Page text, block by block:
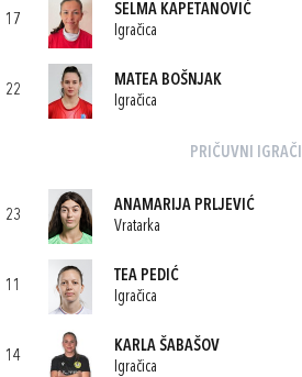
17
SELMA KAPETANOVIĆ
Igračica
22
MATEA BOŠNJAK
Igračica
PRIČUVNI IGRAČI
23
ANAMARIJA PRLJEVIĆ
Vratarka
11
TEA PEDIĆ
Igračica
14
KARLA ŠABAŠOV
Igračica